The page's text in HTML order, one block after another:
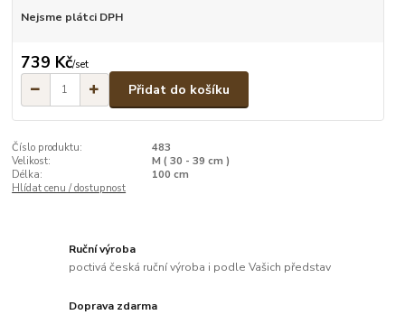
Nejsme plátci DPH
739 Kč/set
Přidat do košíku
Číslo produktu:
483
Velikost:
M ( 30 - 39 cm )
Délka:
100 cm
Hlídat cenu / dostupnost
Ruční výroba
poctivá česká ruční výroba i podle Vašich představ
Doprava zdarma